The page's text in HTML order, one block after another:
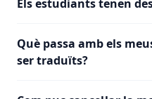
Els estudiants tenen
Què passa amb els
ser traduïts?